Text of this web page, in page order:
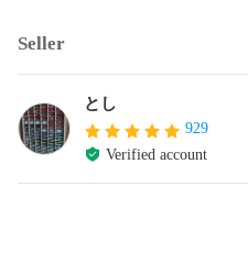
Seller
とし
929
Verified account